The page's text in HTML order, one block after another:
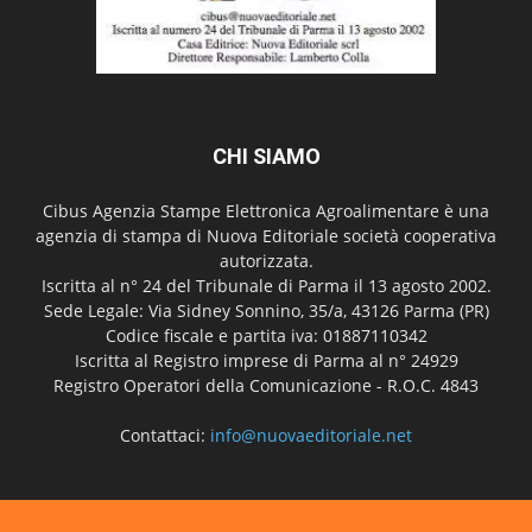
CHI SIAMO
Cibus Agenzia Stampe Elettronica Agroalimentare è una
agenzia di stampa di Nuova Editoriale società cooperativa
autorizzata.
Iscritta al n° 24 del Tribunale di Parma il 13 agosto 2002.
Sede Legale: Via Sidney Sonnino, 35/a, 43126 Parma (PR)
Codice fiscale e partita iva: 01887110342
Iscritta al Registro imprese di Parma al n° 24929
Registro Operatori della Comunicazione - R.O.C. 4843
Contattaci: info@nuovaeditoriale.net